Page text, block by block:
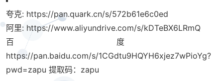
夸克: https://pan.quark.cn/s/572b61e6c0ed
阿里: https://www.aliyundrive.com/s/kDTeBX6LRmQ
百度
https://pan.baidu.com/s/1CGdtu9HQYH6xjez7wPioYg?
pwd=zapu 提取码：zapu